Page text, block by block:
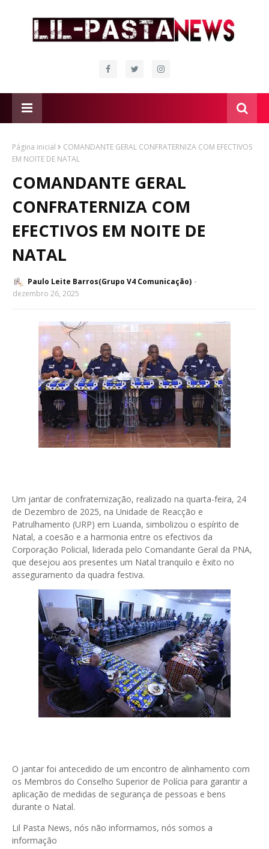
Página inicial
COMANDANTE GERAL CONFRATERNIZA COM EFECTIVOS
EM NOITE DE NATAL
COMANDANTE GERAL
CONFRATERNIZA COM
EFECTIVOS EM NOITE DE
NATAL
Paulo Leite Barros(Grupo V4 Comunicação)
dezembro 26, 2025
Um jantar de confraternização, realizado na quarta-feira, 24
de Dezembro de 2025, na Unidade de Reacção e
Patrulhamento (URP) em Luanda, simbolizou o espírito de
Natal, a coesão e a harmonia entre os efectivos da
Corporação Policial, liderada pelo Comandante Geral da PNA,
que desejou aos presentes um Natal tranquilo e êxito no
asseguramento da quadra festiva.
O jantar foi antecedido de um encontro de alinhamento com
os Membros do Conselho Superior de Polícia para garantir a
aplicação de medidas de segurança de pessoas e bens
durante o Natal.
Lil Pasta News, nós não informamos, nós somos a
informação